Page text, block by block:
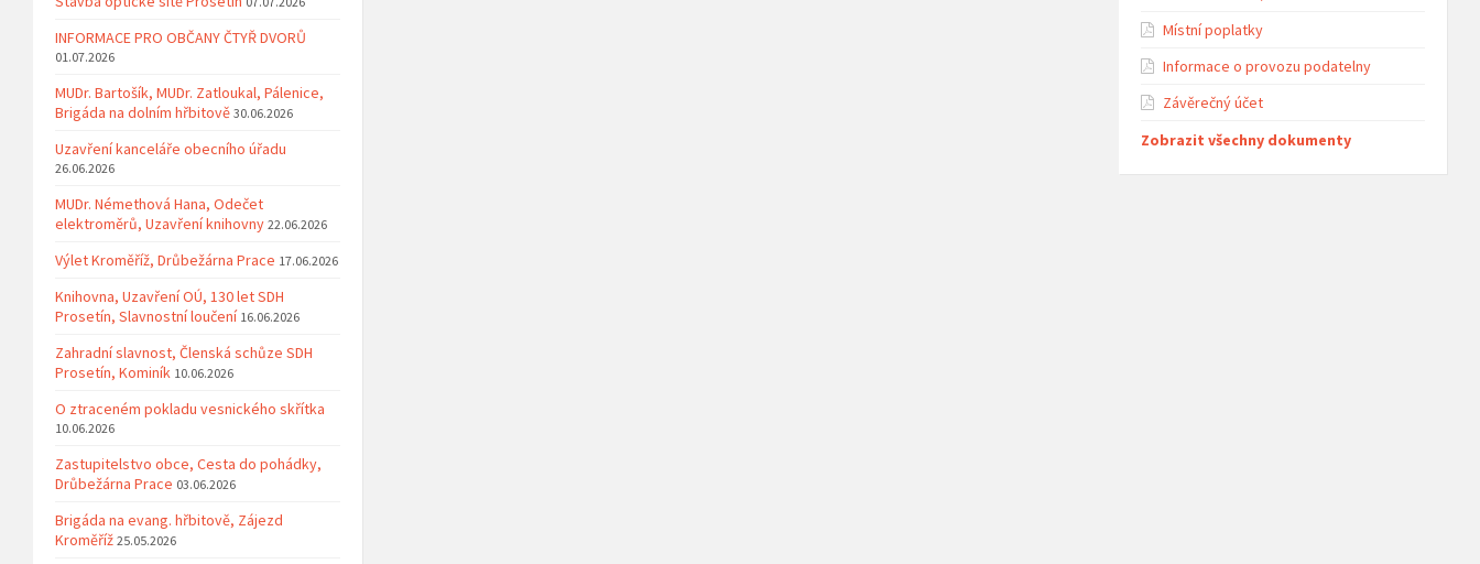
INFORMACE PRO OBČANY ČTYŘ DVORŮ
01.07.2026
MUDr. Bartošík, MUDr. Zatloukal, Pálenice,
Brigáda na dolním hřbitově 30.06.2026
Uzavření kanceláře obecního úřadu
26.06.2026
MUDr. Némethová Hana, Odečet
elektroměrů, Uzavření knihovny 22.06.2026
Výlet Kroměříž, Drůbežárna Prace 17.06.2026
Knihovna, Uzavření OÚ, 130 let SDH
Prosetín, Slavnostní loučení 16.06.2026
Zahradní slavnost, Členská schůze SDH
Prosetín, Kominík 10.06.2026
O ztraceném pokladu vesnického skřítka
10.06.2026
Zastupitelstvo obce, Cesta do pohádky,
Drůbežárna Prace 03.06.2026
Brigáda na evang. hřbitově, Zájezd
Kroměříž 25.05.2026
Místní poplatky
Informace o provozu podatelny
Závěrečný účet
Zobrazit všechny dokumenty